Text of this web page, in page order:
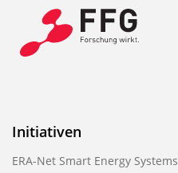
Initiativen
ERA-Net Smart Energy Systems